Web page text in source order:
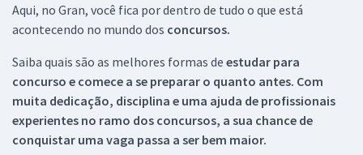
Aqui, no Gran, você fica por dentro de tudo o que está
acontecendo no mundo dos concursos.
Saiba quais são as melhores formas de estudar para
concurso e comece a se preparar o quanto antes. Com
muita dedicação, disciplina e uma ajuda de profissionais
experientes no ramo dos concursos, a sua chance de
conquistar uma vaga passa a ser bem maior.